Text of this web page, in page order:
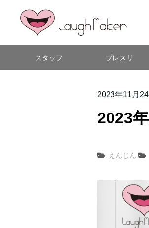
スタッフ プレスリ
2023年11月24
2023
えんじん